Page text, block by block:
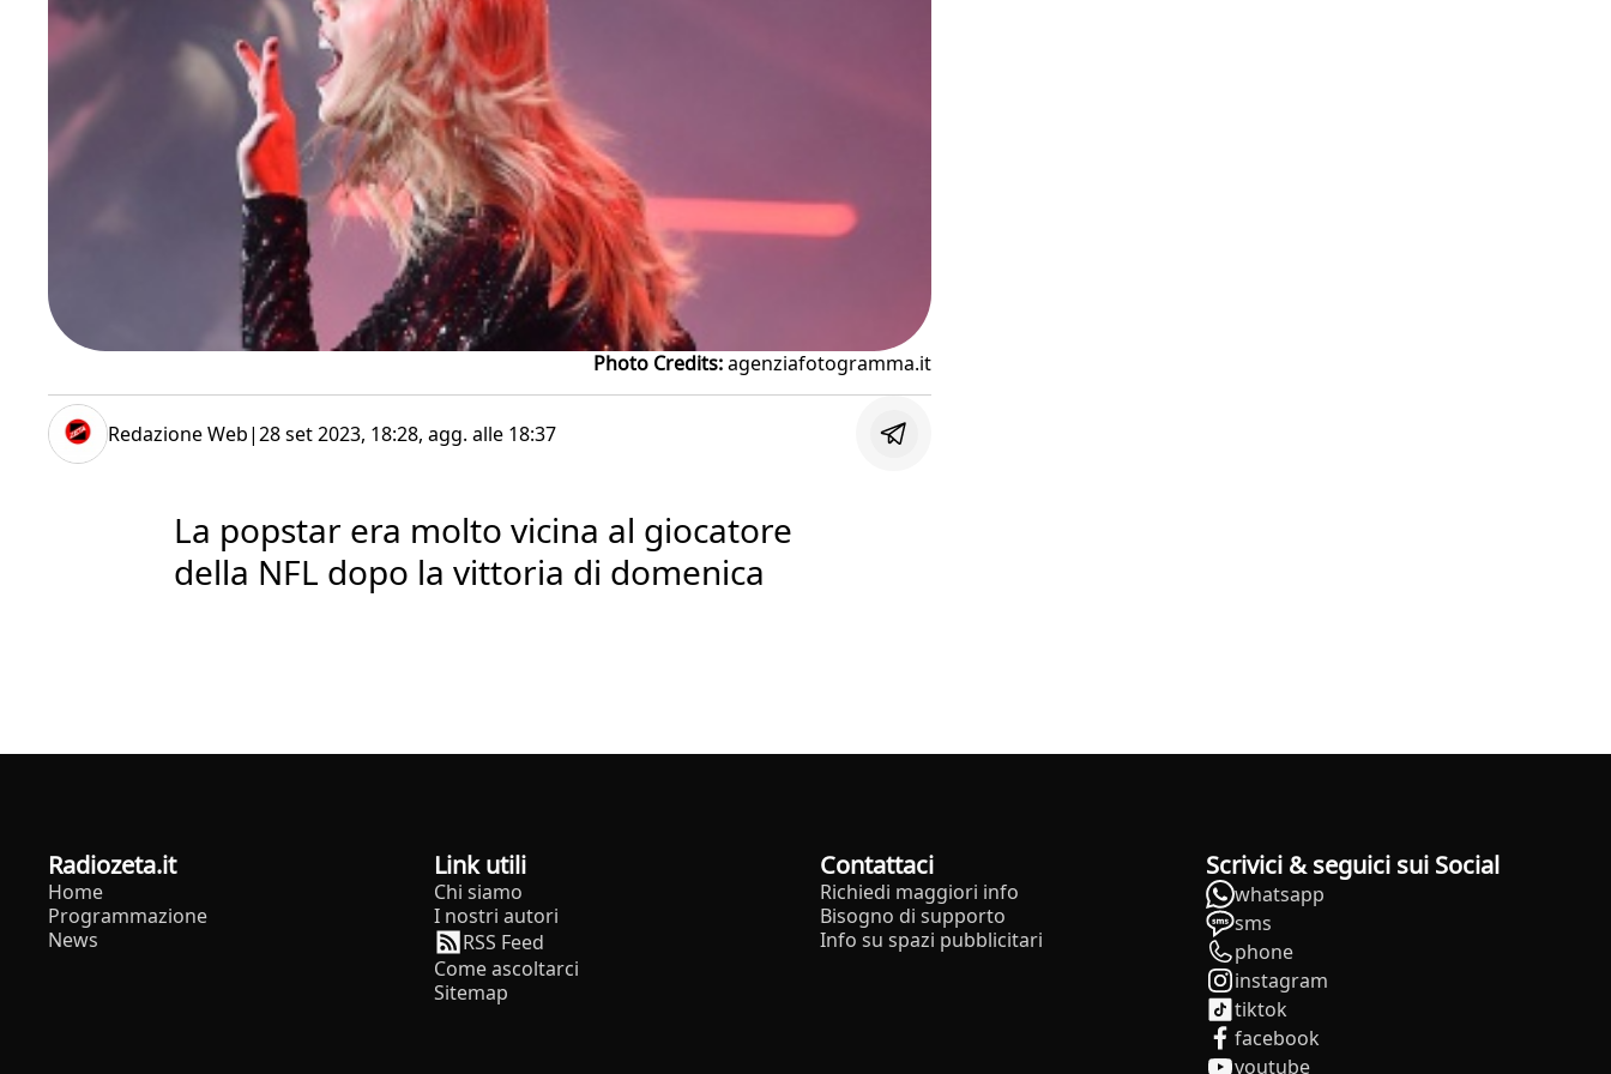
Photo Credits:agenziafotogramma.it
Redazione Web|28 set 2023, 18:28, agg. alle 18:37
La popstar era molto vicina al giocatore
della NFL dopo la vittoria di domenica
radiozeta.it
Home
Programmazione
News
Link utili
Chi siamo
I nostri autori
RSS Feed
Come ascoltarci
Sitemap
Contattaci
Richiedi maggiori info
Bisogno di supporto
Info su spazi pubblicitari
Scrivici & seguici sui Social
whatsapp
sms
phone
instagram
tiktok
facebook
youtube